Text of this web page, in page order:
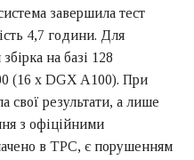
завершила тест
4,7 години. Для
на базі 128
(16 x DGX A100). При
свої результати, а лише
з офіційними
в TPC, є порушенням